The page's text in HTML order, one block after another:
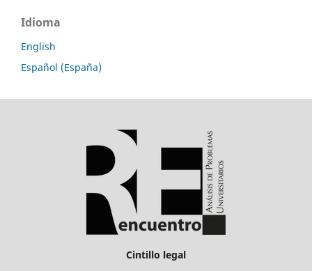
Idioma
English
Español (España)
Cintillo legal